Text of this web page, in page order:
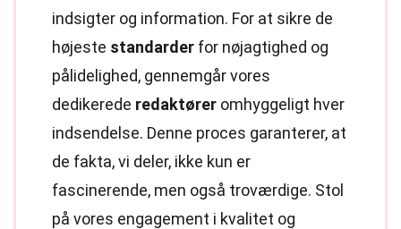
indsigter og information. For at sikre de
højeste standarder for nøjagtighed og
pålidelighed, gennemgår vores
dedikerede redaktører omhyggeligt hver
indsendelse. Denne proces garanterer, at
de fakta, vi deler, ikke kun er
fascinerende, men også troværdige. Stol
på vores engagement i kvalitet og